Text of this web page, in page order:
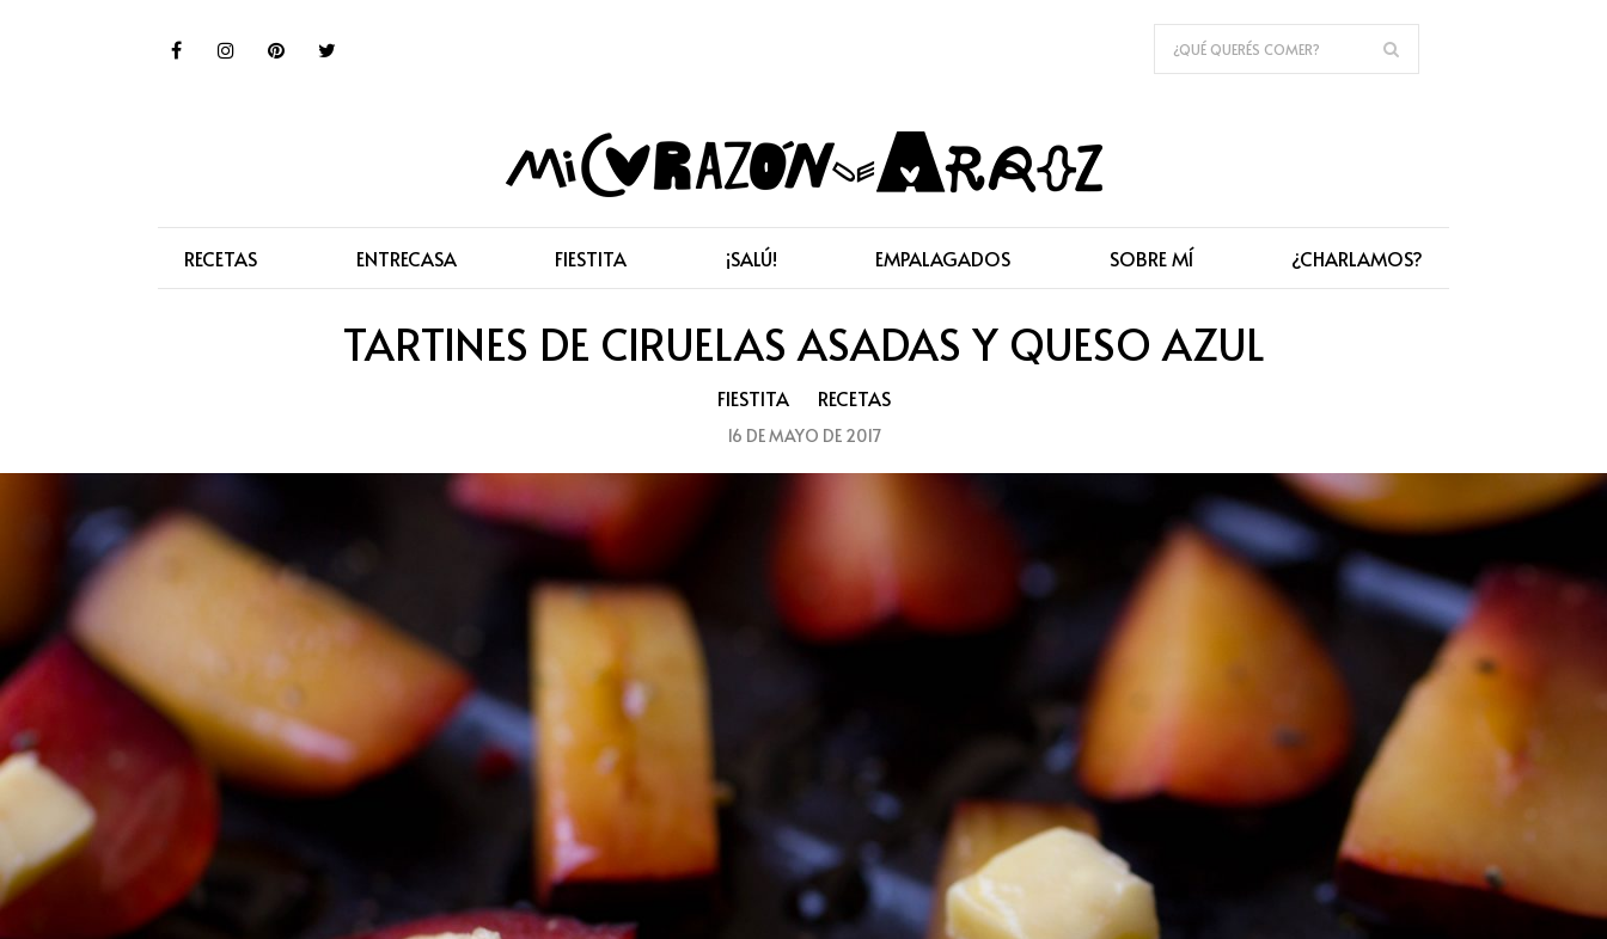
RECETAS ENTRECASA FIESTITA ¡SALÚ! EMPALAGADOS SOBRE MÍ ¿CHARLAMOS?
TARTINES DE CIRUELAS ASADAS Y QUESO AZUL
FIESTITA RECETAS
16 DE MAYO DE 2017